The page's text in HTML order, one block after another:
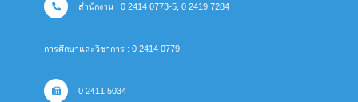
สำนักงาน : 0 2414 0773-5, 0 2419 7284
การศึกษาและวิชาการ : 0 2414 0779
0 2411 5034